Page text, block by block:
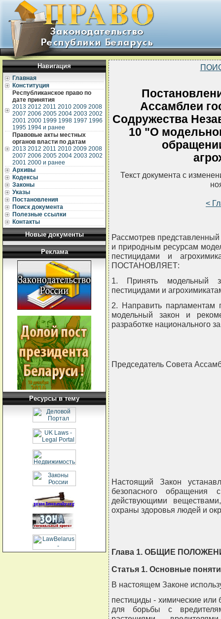
Навигация
Главная
Конституция
Республиканское право по
дате принятия
2013 2012 2011 2010 2009 2008
2007 2006 2005 2004 2003 2002
2001 2000 1999 1998 1997 1996
1995 1994 и ранее
Правовые акты местных
органов власти по датам
2013 2012 2011 2010 2009 2008
2007 2006 2005 2004 2003 2002
2001 2000 и ранее
Архивы
Кодексы
Законы
Указы
Постановления
Поиск документа
Полезные ссылки
Контакты
Новые документы
Реклама
Ресурсы в тему
Ассамблеи
Содружества
10 "О
Текст документа с
<
Рассмотрев
и природным ресурсам
пестицидами и
ПОСТАНОВЛЯЕТ:
1. Принять модельный
пестицидами и
2. Направить парламентам
модельный закон и
разработке национального
Председатель Совета
Настоящий Закон
безопасного
действующими
охраны здоровья людей и
Глава 1. ОБЩИЕ
Статья 1. Основные
В настоящем Законе
пестициды - химические или
для борьбы с